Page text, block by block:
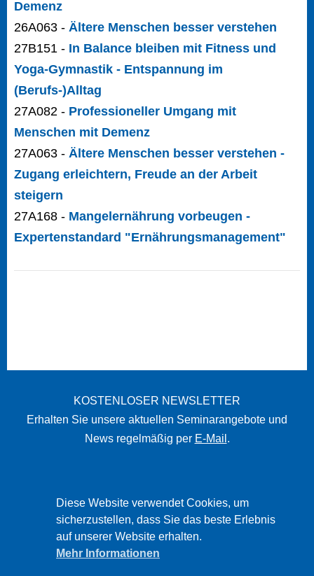
Demenz
26A063 - Ältere Menschen besser verstehen
27B151 - In Balance bleiben mit Fitness und
Yoga-Gymnastik - Entspannung im
(Berufs-)Alltag
27A082 - Professioneller Umgang mit
Menschen mit Demenz
27A063 - Ältere Menschen besser verstehen -
Zugang erleichtern, Freude an der Arbeit
steigern
27A168 - Mangelernährung vorbeugen -
Expertenstandard "Ernährungsmanagement"
KOSTENLOSER NEWSLETTER
Erhalten Sie unsere aktuellen Seminarangebote und
News regelmäßig per E-Mail .
IMPRESSUM
DATENSCHUTZ
Diese Website verwendet Cookies, um
sicherzustellen, dass Sie das beste Erlebnis
auf unserer Website erhalten.
Mehr Informationen